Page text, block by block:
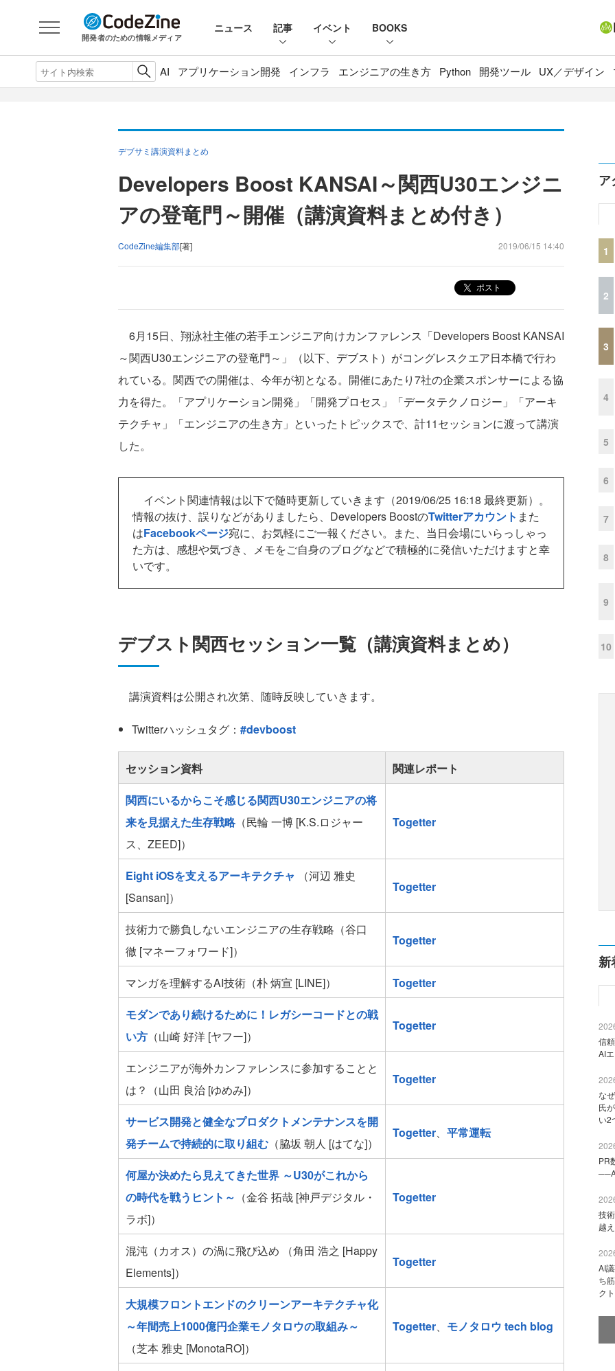
開発者のための情報メディア
ニュース 記事 イベント BOOKS
AI アプリケーション開発 インフラ エンジニアの生き方 Python 開発ツール UX／デザイン
デブサミ講演資料まとめ
Developers Boost KANSAI～関西U30エンジニ
アの登竜門～開催（講演資料まとめ付き）
CodeZine編集部[著] 2019/06/15 14:40
ポスト
6月15日、翔泳社主催の若手エンジニア向けカンファレンス「Developers Boost KANSAI
～関西U30エンジニアの登竜門～」（以下、デブスト）がコングレスクエア日本橋で行わ
れている。関西での開催は、今年が初となる。開催にあたり7社の企業スポンサーによる協
力を得た。「アプリケーション開発」「開発プロセス」「データテクノロジー」「アーキ
テクチャ」「エンジニアの生き方」といったトピックスで、計11セッションに渡って講演
した。
イベント関連情報は以下で随時更新していきます（2019/06/25 16:18 最終更新）。
情報の抜け、誤りなどがありましたら、Developers BoostのTwitterアカウント また
はFacebookページ宛に、お気軽にご一報ください。また、当日会場にいらっしゃっ
た方は、感想や気づき、メモをご自身のブログなどで積極的に発信いただけますと幸
いです。
デブスト関西セッション一覧（講演資料まとめ）
講演資料は公開され次第、随時反映していきます。
Twitterハッシュタグ： #devboost
セッション資料
関連レポート
関西にいるからこそ感じる関西U30エンジニアの将
来を見据えた生存戦略（民輪 一博 [K.S.ロジャー
ス、ZEED]）
Togetter
Eight iOSを支えるアーキテクチャ （河辺 雅史
[Sansan]）
Togetter
技術力で勝負しないエンジニアの生存戦略（谷口
徹 [マネーフォワード]）
Togetter
マンガを理解するAI技術（朴 炳宣 [LINE]）
Togetter
モダンであり続けるために！レガシーコードとの戦
い方 （山崎 好洋 [ヤフー]）
Togetter
エンジニアが海外カンファレンスに参加することと
は？（山田 良治 [ゆめみ]）
Togetter
サービス開発と健全なプロダクトメンテナンスを開
発チームで持続的に取り組む （脇坂 朝人 [はてな]）
Togetter、 平常運転
何屋か決めたら見えてきた世界 ～U30がこれから
の時代を戦うヒント～ （金谷 拓哉 [神戸デジタル・
ラボ]）
Togetter
混沌（カオス）の渦に飛び込め （角田 浩之 [Happy
Elements]）
Togetter
大規模フロントエンドのクリーンアーキテクチャ化
～年間売上1000億円企業モノタロウの取組み～
（芝本 雅史 [MonotaRO]）
Togetter、 モノタロウ tech blog
ア
1
2
3
4
5
6
7
8
9
10
新
信
AI
な
氏
い2
PR
技
越
AI
ち
ク